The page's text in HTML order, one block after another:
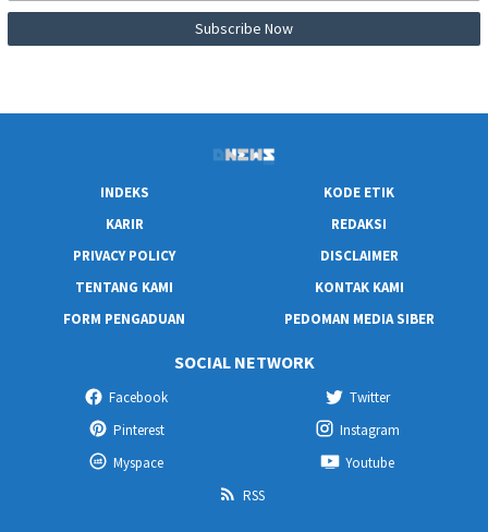
INDEKS
KODE ETIK
KARIR
REDAKSI
PRIVACY POLICY
DISCLAIMER
TENTANG KAMI
KONTAK KAMI
FORM PENGADUAN
PEDOMAN MEDIA SIBER
SOCIAL NETWORK
Facebook
Twitter
Pinterest
Instagram
Myspace
Youtube
RSS